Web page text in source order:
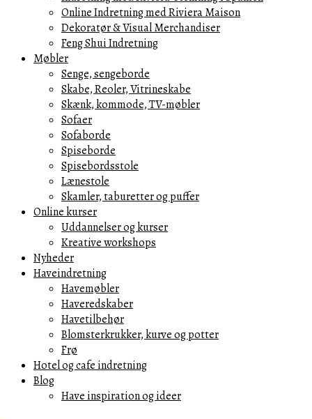
Online Indretning med Riviera Maison
Dekoratør & Visual Merchandiser
Feng Shui Indretning
Møbler
Senge, sengeborde
Skabe, Reoler, Vitrineskabe
Skænk, kommode, TV-møbler
Sofaer
Sofaborde
Spiseborde
Spisebordsstole
Lænestole
Skamler, taburetter og puffer
Online kurser
Uddannelser og kurser
Kreative workshops
Nyheder
Haveindretning
Havemøbler
Haveredskaber
Havetilbehør
Blomsterkrukker, kurve og potter
Frø
Hotel og cafe indretning
Blog
Have inspiration og ideer